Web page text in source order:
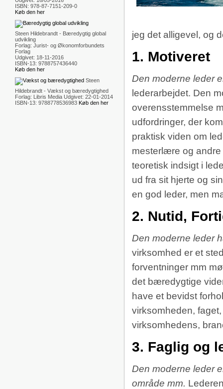
ISBN: 978-87-7151-209-0
Køb den her
Steen Hildebrandt - Bæredygtig global
udvikling
Forlag: Jurist- og Økonomforbundets
Forlag
Udgivet: 18-11-2016
ISBN-13: 9788757436440
Køb den her
Steen
Hildebrandt - Vækst og bæredygtighed
Forlag: Libris Media Udgivet: 22-01-2014
ISBN-13: 9788778536983 Køb den her
jeg det alligevel, og
1. Motiveret
Den moderne leder
lederarbejdet. Den
overensstemmelse
udfordringer, der
praktisk viden om
mesterlære og
teoretisk indsigt i
ud fra sit hjerte og
en god leder, men
2. Nutid,
Den moderne leder
virksomhed er et
forventninger mm
det bæredygtige
have et bevidst
virksomheden,
virksomhedens,
3. Faglig og
Den moderne leder
område mm.